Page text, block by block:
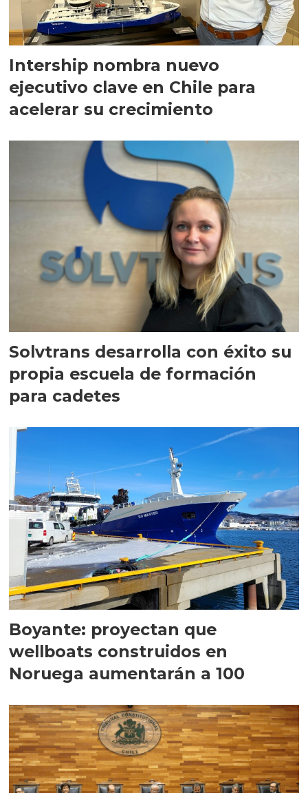
Intership nombra nuevo
ejecutivo clave en Chile para
acelerar su crecimiento
Solvtrans desarrolla con éxito su
propia escuela de formación
para cadetes
Boyante: proyectan que
wellboats construidos en
Noruega aumentarán a 100